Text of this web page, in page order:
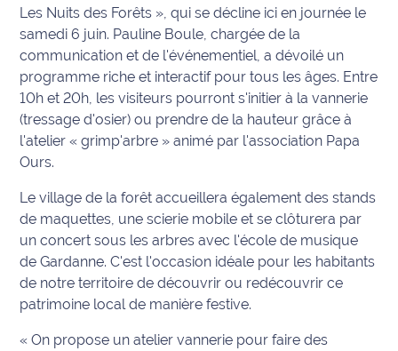
coeur
Maritima
Fil
rouge
L'anecdote
de Jeff
C'est
Les
Coachs
Maritima
Les Nuits des Forêts », qui se décline ici en journée le
samedi 6 juin. Pauline Boule, chargée de la
communication et de l'événementiel, a dévoilé un
programme riche et interactif pour tous les âges. Entre
10h et 20h, les visiteurs pourront s'initier à la vannerie
(tressage d'osier) ou prendre de la hauteur grâce à
l'atelier « grimp'arbre » animé par l'association Papa
Ours.
Le village de la forêt accueillera également des stands
de maquettes, une scierie mobile et se clôturera par
un concert sous les arbres avec l'école de musique
de Gardanne. C'est l'occasion idéale pour les habitants
de notre territoire de découvrir ou redécouvrir ce
patrimoine local de manière festive.
« On propose un atelier vannerie pour faire des